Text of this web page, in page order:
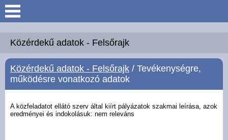
Keresés
Köszöntő
Hírek
Közérdekű adatok - Felsőrajk
Közérdekű adatok - Felsőrajk / Tevékenységre,
működésre vonatkozó adatok
A közfeladatot ellátó szerv által kiírt pályázatok szakmai leírása, azok
eredményei és indokolásuk: nem releváns